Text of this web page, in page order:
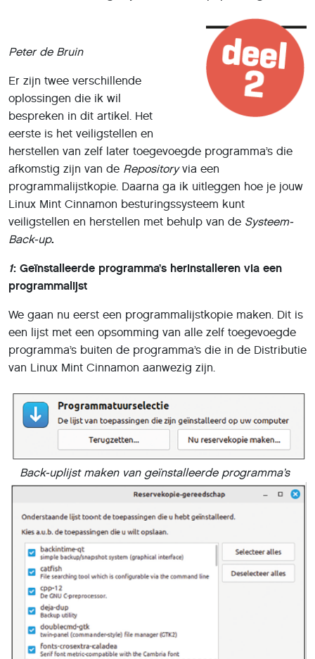
Peter de Bruin
Er zijn twee verschillende
oplossingen die ik wil
bespreken in dit artikel. Het
eerste is het veiligstellen en
herstellen van zelf later toegevoegde programma’s die
afkomstig zijn van de Repositoryvia een
programmalijstkopie. Daarna ga ik uitleggen hoe je jouw
Linux Mint Cinnamon besturingssysteem kunt
veiligstellen en herstellen met behulp van de Systeem-
Back-up.
1: Geïnstalleerde programma’s herinstalleren via een
programmalijst
We gaan nu eerst een programmalijstkopie maken. Dit is
een lijst met een opsomming van alle zelf toegevoegde
programma’s buiten de programma’s die in de Distributie
van Linux Mint Cinnamon aanwezig zijn.
Back-uplijst maken van geïnstalleerde programma’s